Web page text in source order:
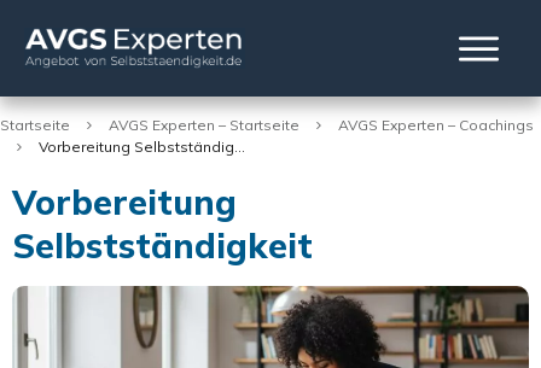
Startseite AVGS Experten – Startseite
AVGS Experten – Coachings
Vorbereitung Selbstständigkeit
Vorbereitung
Selbstständigkeit